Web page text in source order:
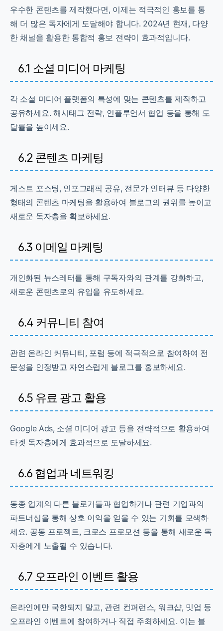
우수한 콘텐츠를 제작했다면, 이제는 적극적인 홍보를 통
해 더 많은 독자에게 도달해야 합니다. 2024년 현재, 다양
한 채널을 활용한 통합적 홍보 전략이 효과적입니다.
6.1 소셜 미디어 마케팅
각 소셜 미디어 플랫폼의 특성에 맞는 콘텐츠를 제작하고
공유하세요. 해시태그 전략, 인플루언서 협업 등을 통해 도
달률을 높이세요.
6.2 콘텐츠 마케팅
게스트 포스팅, 인포그래픽 공유, 전문가 인터뷰 등 다양한
형태의 콘텐츠 마케팅을 활용하여 블로그의 권위를 높이고
새로운 독자층을 확보하세요.
6.3 이메일 마케팅
개인화된 뉴스레터를 통해 구독자와의 관계를 강화하고,
새로운 콘텐츠로의 유입을 유도하세요.
6.4 커뮤니티 참여
관련 온라인 커뮤니티, 포럼 등에 적극적으로 참여하여 전
문성을 인정받고 자연스럽게 블로그를 홍보하세요.
6.5 유료 광고 활용
Google Ads, 소셜 미디어 광고 등을 전략적으로 활용하여
타겟 독자층에게 효과적으로 도달하세요.
6.6 협업과 네트워킹
동종 업계의 다른 블로거들과 협업하거나 관련 기업과의
파트너십을 통해 상호 이익을 얻을 수 있는 기회를 모색하
세요. 공동 프로젝트, 크로스 프로모션 등을 통해 새로운 독
자층에게 노출될 수 있습니다.
6.7 오프라인 이벤트 활용
온라인에만 국한되지 말고, 관련 컨퍼런스, 워크샵, 밋업 등
오프라인 이벤트에 참여하거나 직접 주최하세요. 이는 블